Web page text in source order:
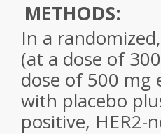
METHODS:
In a
(at a dose of
dose of 500 mg
with placebo
positive, HER2-